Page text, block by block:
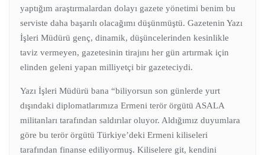
yaptığım araştırmalardan dolayı gazete yönetimi benim bu
serviste daha başarılı olacağımı düşünmüştü. Gazetenin Yazı
İşleri Müdürü genç, dinamik, düşüncelerinden kesinlikle
taviz vermeyen, gazetesinin tirajını her gün artırmak için
elinden geleni yapan milliyetçi bir gazeteciydi.
Yazı İşleri Müdürü bana “biliyorsun son günlerde yurt
dışındaki diplomatlarımıza Ermeni terör örgütü ASALA
militanları tarafından saldırılar oluyor. Aldığımız duyumlara
göre bu terör örgütü Türkiye’deki Ermeni kiliseleri
tarafından finanse ediliyormuş. Kiliselere git, kendini